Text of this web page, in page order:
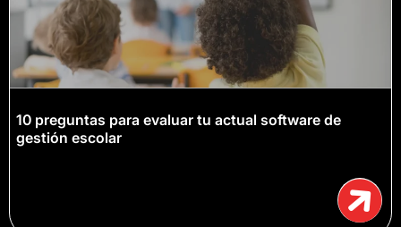
10 preguntas para evaluar tu actual software de
gestión escolar